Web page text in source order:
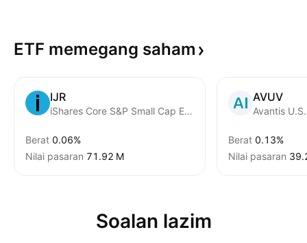
ETF memegang saham
IJR
iShares Core S&P Small Cap ETF
Berat 0.06%
Nilai pasaran ‪71.92 M‬
AVUV
Berat 0.13%
Nilai pasaran
Soalan lazim